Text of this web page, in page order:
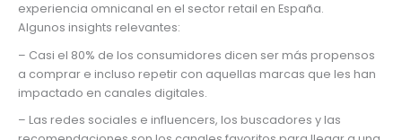
experiencia omnicanal en el sector retail en España.
Algunos insights relevantes:
– Casi el 80% de los consumidores dicen ser más propensos
a comprar e incluso repetir con aquellas marcas que les han
impactado en canales digitales.
– Las redes sociales e influencers, los buscadores y las